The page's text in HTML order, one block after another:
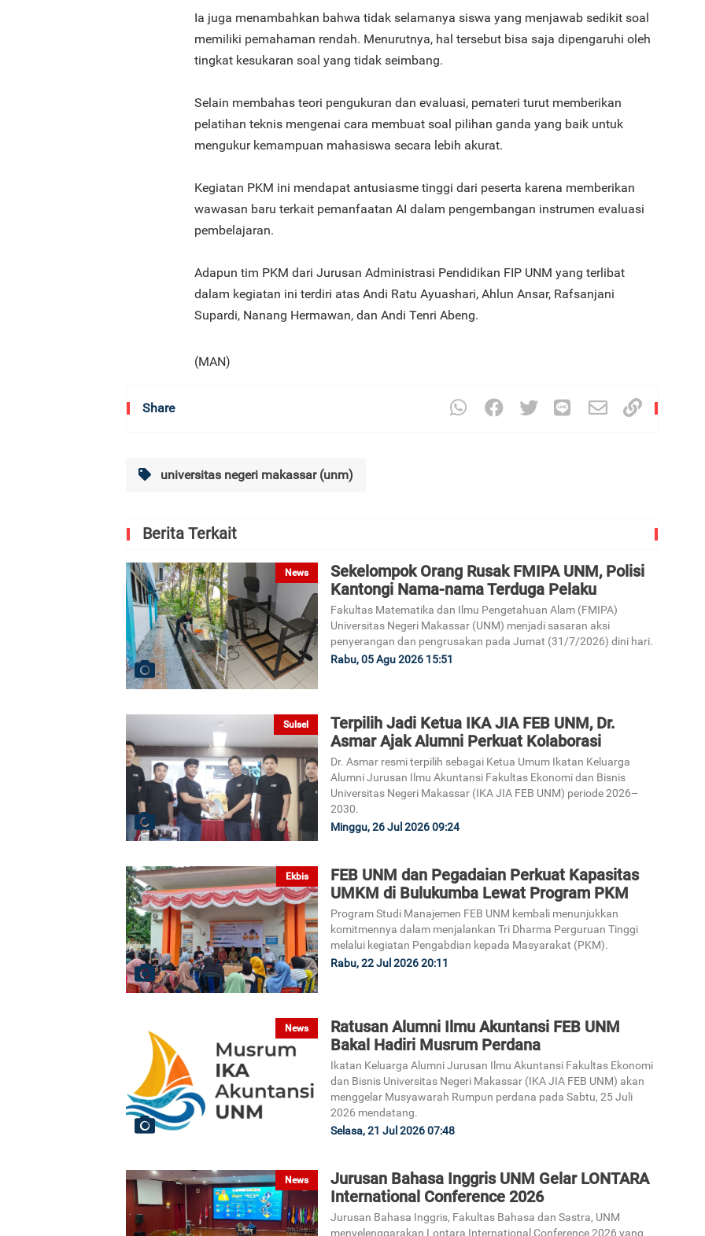
Ia juga menambahkan bahwa tidak selamanya siswa yang menjawab sedikit soal
memiliki pemahaman rendah. Menurutnya, hal tersebut bisa saja dipengaruhi oleh
tingkat kesukaran soal yang tidak seimbang.
Selain membahas teori pengukuran dan evaluasi, pemateri turut memberikan
pelatihan teknis mengenai cara membuat soal pilihan ganda yang baik untuk
mengukur kemampuan mahasiswa secara lebih akurat.
Kegiatan PKM ini mendapat antusiasme tinggi dari peserta karena memberikan
wawasan baru terkait pemanfaatan AI dalam pengembangan instrumen evaluasi
pembelajaran.
Adapun tim PKM dari Jurusan Administrasi Pendidikan FIP UNM yang terlibat
dalam kegiatan ini terdiri atas Andi Ratu Ayuashari, Ahlun Ansar, Rafsanjani
Supardi, Nanang Hermawan, dan Andi Tenri Abeng.
(MAN)
Share
universitas negeri makassar (unm)
Berita Terkait
News
Sekelompok Orang Rusak FMIPA UNM, Polisi
Kantongi Nama-nama Terduga Pelaku
Fakultas Matematika dan Ilmu Pengetahuan Alam (FMIPA)
Universitas Negeri Makassar (UNM) menjadi sasaran aksi
penyerangan dan pengrusakan pada Jumat (31/7/2026) dini hari.
Rabu, 05 Agu 2026 15:51
Sulsel
Terpilih Jadi Ketua IKA JIA FEB UNM, Dr.
Asmar Ajak Alumni Perkuat Kolaborasi
Dr. Asmar resmi terpilih sebagai Ketua Umum Ikatan Keluarga
Alumni Jurusan Ilmu Akuntansi Fakultas Ekonomi dan Bisnis
Universitas Negeri Makassar (IKA JIA FEB UNM) periode 2026–
2030.
Minggu, 26 Jul 2026 09:24
Ekbis
FEB UNM dan Pegadaian Perkuat Kapasitas
UMKM di Bulukumba Lewat Program PKM
Program Studi Manajemen FEB UNM kembali menunjukkan
komitmennya dalam menjalankan Tri Dharma Perguruan Tinggi
melalui kegiatan Pengabdian kepada Masyarakat (PKM).
Rabu, 22 Jul 2026 20:11
News
Ratusan Alumni Ilmu Akuntansi FEB UNM
Bakal Hadiri Musrum Perdana
Ikatan Keluarga Alumni Jurusan Ilmu Akuntansi Fakultas Ekonomi
dan Bisnis Universitas Negeri Makassar (IKA JIA FEB UNM) akan
menggelar Musyawarah Rumpun perdana pada Sabtu, 25 Juli
2026 mendatang.
Selasa, 21 Jul 2026 07:48
News
Jurusan Bahasa Inggris UNM Gelar LONTARA
International Conference 2026
Jurusan Bahasa Inggris, Fakultas Bahasa dan Sastra, UNM
menyelenggarakan Lontara International Conference 2026 yang